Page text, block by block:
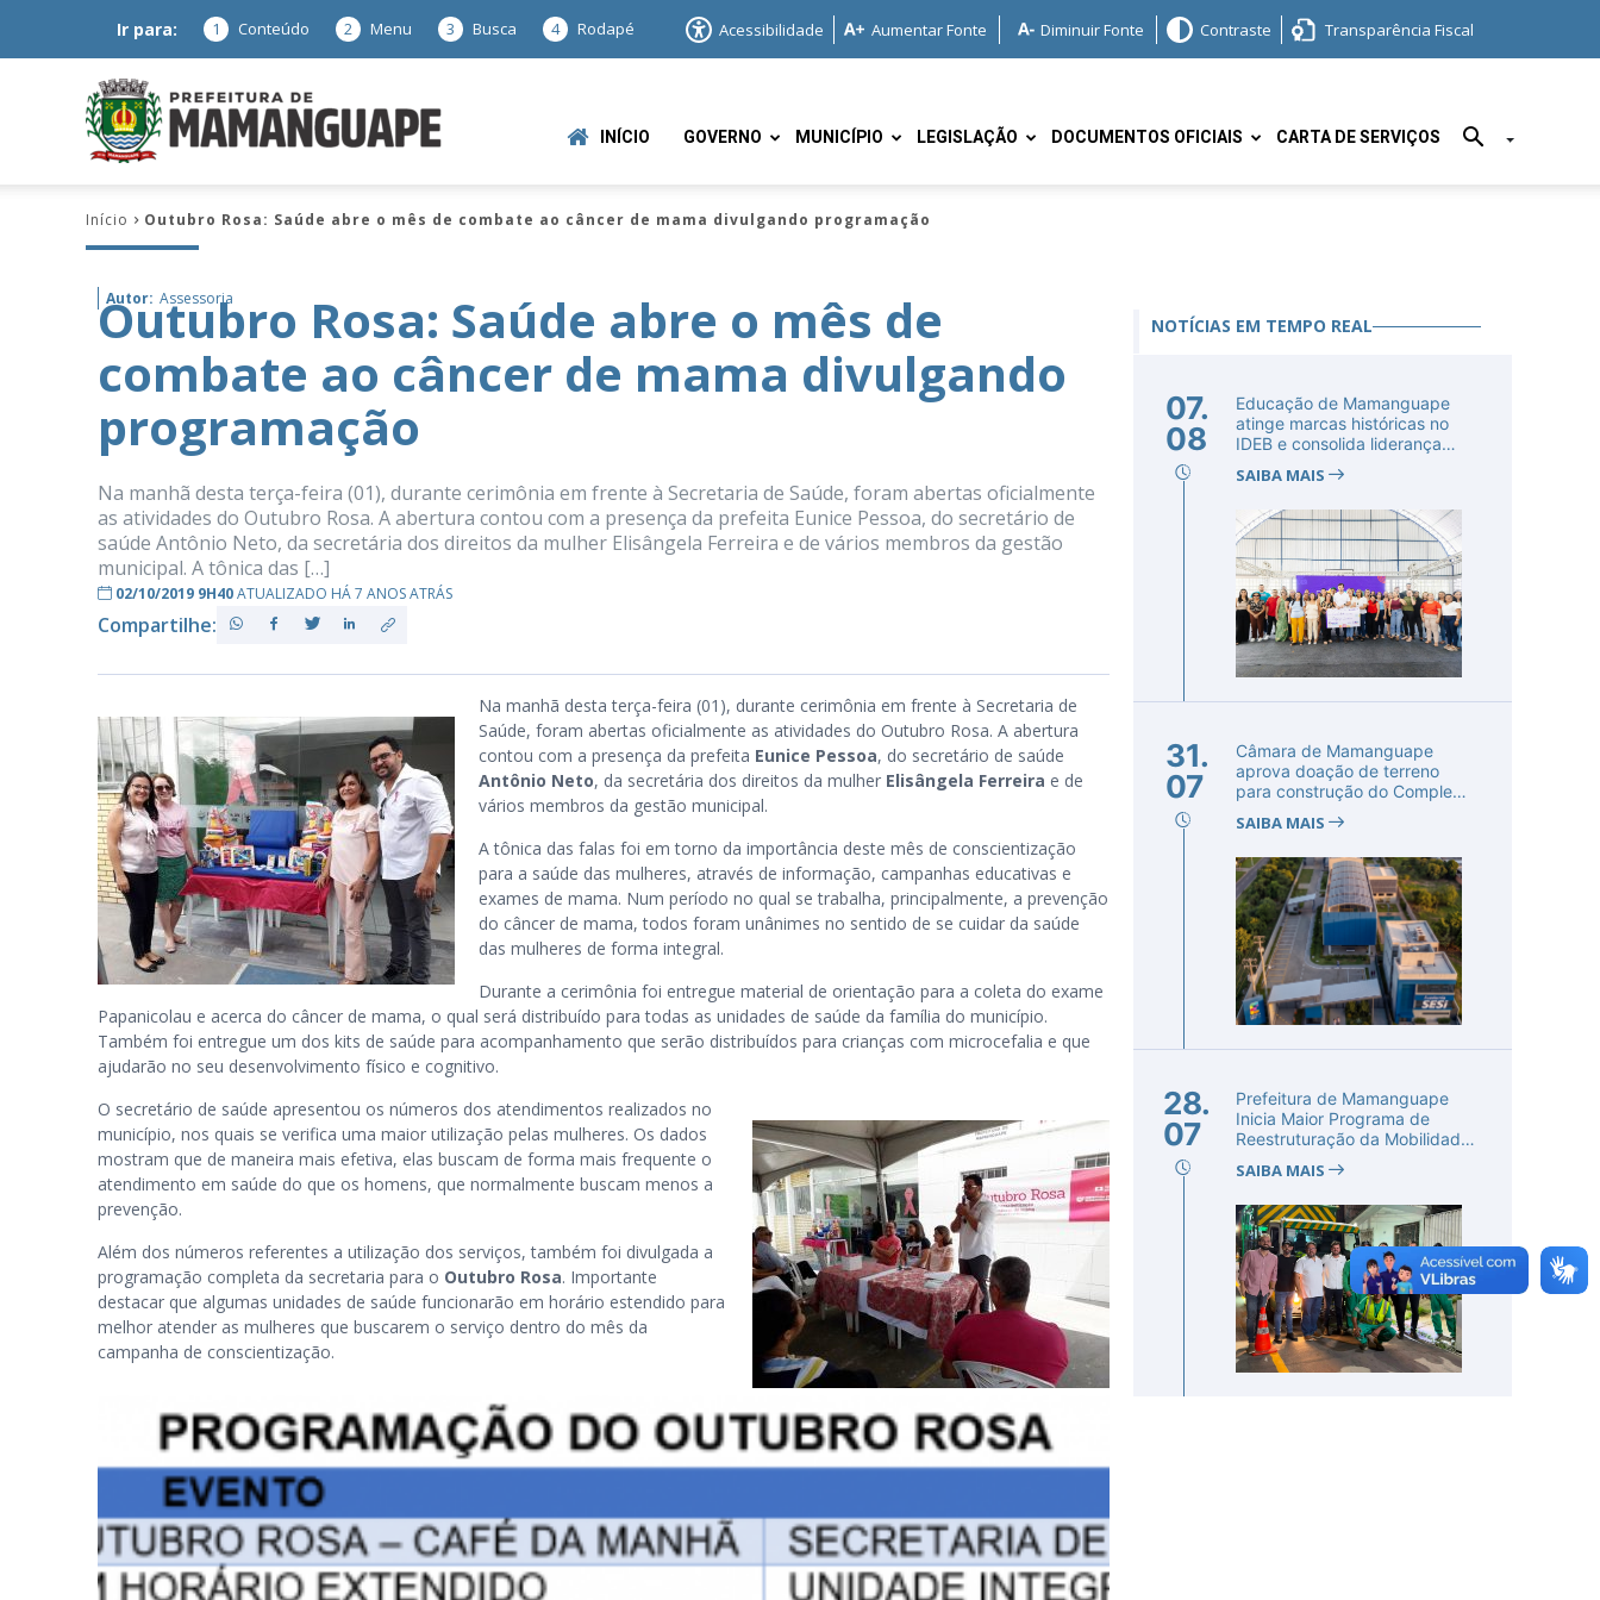
Ir para: 1 Conteúdo 2 Menu 3 Busca 4 Rodapé Acessibilidade Aumentar Fonte Diminuir Fonte Contraste Transparência Fiscal
Mamanguape
–
INÍCIO GOVERNO MUNICÍPIO LEGISLAÇÃO DOCUMENTOS OFICIAIS CARTA DE SERVIÇOS
Início Outubro Rosa: Saúde abre o mês de combate ao câncer de mama divulgando programação
Autor: Assessoria
Outubro Rosa: Saúde abre o mês de
combate ao câncer de mama divulgando
programação
Na manhã desta terça-feira (01), durante cerimônia em frente à Secretaria de Saúde, foram abertas oficialmente
as atividades do Outubro Rosa. A abertura contou com a presença da prefeita Eunice Pessoa, do secretário de
saúde Antônio Neto, da secretária dos direitos da mulher Elisângela Ferreira e de vários membros da gestão
municipal. A tônica das […]
02/10/2019 9H40ATUALIZADO HÁ 7 ANOS ATRÁS
Compartilhe:
Na manhã desta terça-feira (01), durante cerimônia em frente à Secretaria de
Saúde, foram abertas oficialmente as atividades do Outubro Rosa. A abertura
contou com a presença da prefeita Eunice Pessoa, do secretário de saúde
Antônio Neto, da secretária dos direitos da mulher Elisângela Ferreira e de
vários membros da gestão municipal.
A tônica das falas foi em torno da importância deste mês de conscientização
para a saúde das mulheres, através de informação, campanhas educativas e
exames de mama. Num período no qual se trabalha, principalmente, a prevenção
do câncer de mama, todos foram unânimes no sentido de se cuidar da saúde
das mulheres de forma integral.
Durante a cerimônia foi entregue material de orientação para a coleta do exame
Papanicolau e acerca do câncer de mama, o qual será distribuído para todas as unidades de saúde da família do município.
Também foi entregue um dos kits de saúde para acompanhamento que serão distribuídos para crianças com microcefalia e que
ajudarão no seu desenvolvimento físico e cognitivo.
O secretário de saúde apresentou os números dos atendimentos realizados no
município, nos quais se verifica uma maior utilização pelas mulheres. Os dados
mostram que de maneira mais efetiva, elas buscam de forma mais frequente o
atendimento em saúde do que os homens, que normalmente buscam menos a
prevenção.
Além dos números referentes a utilização dos serviços, também foi divulgada a
programação completa da secretaria para o Outubro Rosa. Importante
destacar que algumas unidades de saúde funcionarão em horário estendido para
melhor atender as mulheres que buscarem o serviço dentro do mês da
campanha de conscientização.
NOTÍCIAS EM TEMPO REAL
07.
08
Educação de Mamanguape
atinge marcas históricas no
IDEB e consolida liderança
SAIBA MAIS
31.
07
Câmara de Mamanguape
aprova doação de terreno
para construção do Complexo
SAIBA MAIS
28.
07
Prefeitura de Mamanguape
Inicia Maior Programa de
Reestruturação da Mobilidade
SAIBA MAIS